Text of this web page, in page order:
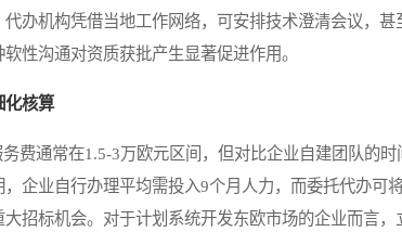
代办机构凭借当地工作网络，可安排技术澄清会议，
性沟通对资质获批产生显著促进作用。
化核算
通常在1.5-3万欧元区间，但对比企业自建团队的时
企业自行办理平均需投入9个月人力，而委托代办可
大招标机会。对于计划系统开发东欧市场的企业而言